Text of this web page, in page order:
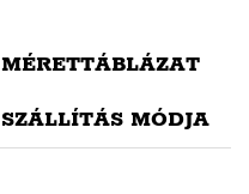
MÉRETTÁBLÁZAT
SZÁLLÍTÁS MÓDJA